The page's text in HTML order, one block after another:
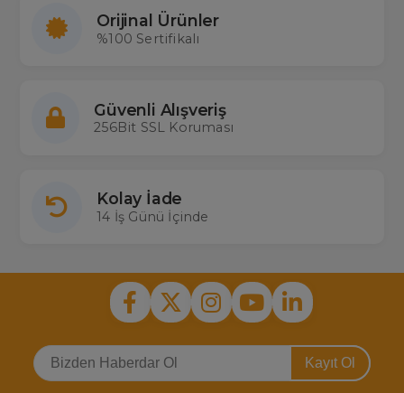
Orijinal Ürünler
%100 Sertifikalı
Güvenli Alışveriş
256Bit SSL Koruması
Kolay İade
14 İş Günü İçinde
Kayıt Ol